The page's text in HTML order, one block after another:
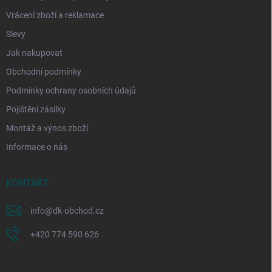
Vrácení zboží a reklamace
Slevy
Jak nakupovat
Obchodní podmínky
Podmínky ochrany osobních údajů
Pojištění zásilky
Montáž a výnos zboží
Informace o nás
KONTAKT
info@dk-obchod.cz
+420 774 590 626